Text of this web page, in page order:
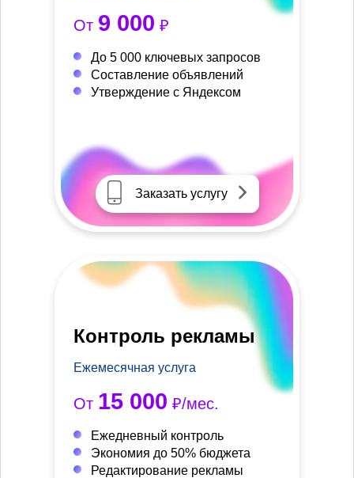
От 9 000 ₽
До 5 000 ключевых запросов
Составление объявлений
Утверждение с Яндексом
Заказать услугу
Контроль рекламы
Ежемесячная услуга
От 15 000 ₽/мес.
Ежедневный контроль
Экономия до 50% бюджета
Редактирование рекламы